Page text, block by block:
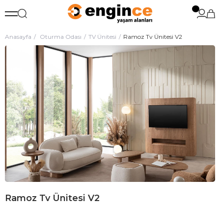
Anasayfa Oturma Odası TV Ünitesi Ramoz Tv Ünitesi V2
Ramoz Tv Ünitesi V2